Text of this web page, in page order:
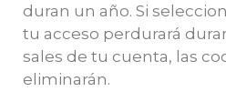
duran un año. Si
tu acceso perdurará
sales de tu cuenta, las
eliminarán.